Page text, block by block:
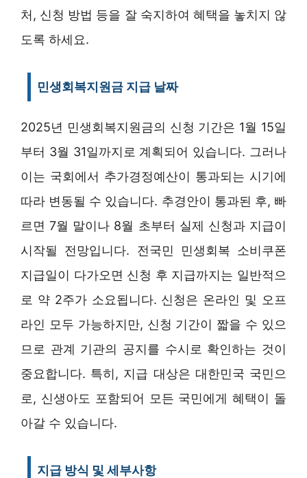
처, 신청 방법 등을 잘 숙지하여 혜택을 놓치지 않
도록 하세요.
민생회복지원금 지급 날짜
2025년 민생회복지원금의 신청 기간은 1월 15일
부터 3월 31일까지로 계획되어 있습니다. 그러나
이는 국회에서 추가경정예산이 통과되는 시기에
따라 변동될 수 있습니다. 추경안이 통과된 후, 빠
르면 7월 말이나 8월 초부터 실제 신청과 지급이
시작될 전망입니다. 전국민 민생회복 소비쿠폰
지급일이 다가오면 신청 후 지급까지는 일반적으
로 약 2주가 소요됩니다. 신청은 온라인 및 오프
라인 모두 가능하지만, 신청 기간이 짧을 수 있으
므로 관계 기관의 공지를 수시로 확인하는 것이
중요합니다. 특히, 지급 대상은 대한민국 국민으
로, 신생아도 포함되어 모든 국민에게 혜택이 돌
아갈 수 있습니다.
지급 방식 및 세부사항